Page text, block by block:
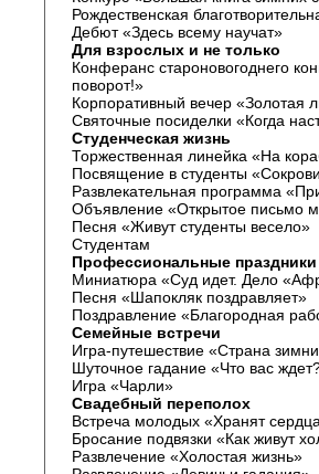
Рождественская
Дебют «Здесь всему научат»
Для взрослых и не только
Конферанс староновогоднего
поворот!»
Корпоративный вечер «Золотая
Святочные посиделки «Когда
Студенческая жизнь
Торжественная линейка «На
Посвящение в студенты
Развлекательная программа
Объявление «Открытое письмо
Песня «Живут студенты весело»
Студентам
Профессиональные праздники
Миниатюра «Суд идет. Дело
Песня «Шапокляк поздравляет»
Поздравление «Благородная
Семейные встречи
Игра-путешествие «Страна
Шуточное гадание «Что вас
Игра «Чарли»
Свадебный переполох
Встреча молодых «Хранят
Бросание подвязки «Как живут
Развлечение «Холостая жизнь»